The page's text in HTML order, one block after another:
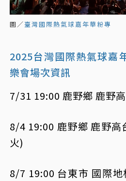
圖／臺灣國際熱氣球嘉年華粉專
2025台灣國際熱氣球嘉
樂會場次資訊
7/31 19:00 鹿野鄉 鹿野
8/4 19:00 鹿野鄉 鹿野高
火)
8/7 19:00 台東市 國際